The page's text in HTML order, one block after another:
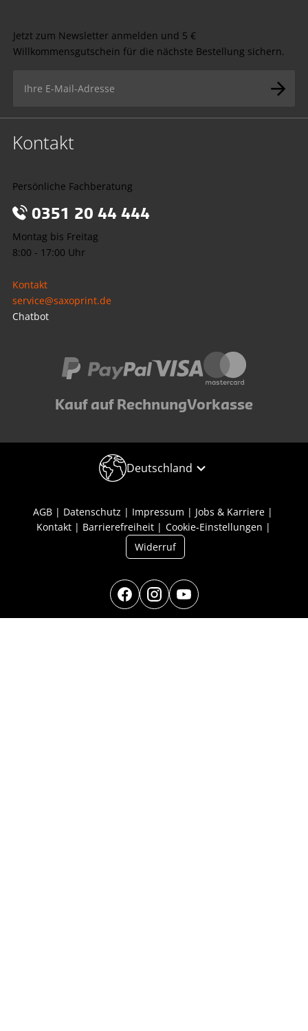
Jetzt zum Newsletter anmelden und 5 €
Willkommensgutschein für die nächste Bestellung sichern.
Kontakt
Persönliche Fachberatung
0351 20 44 444
Montag bis Freitag
8:00 - 17:00 Uhr
Kontakt
service@saxoprint.de
Chatbot
Kauf auf RechnungVorkasse
Deutschland
AGB Datenschutz Impressum
Jobs & Karriere
Kontakt
Barrierefreiheit
Cookie-Einstellungen
Widerruf